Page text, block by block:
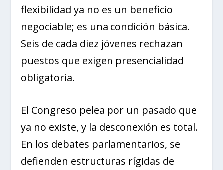
flexibilidad ya no es un beneficio
negociable; es una condición básica.
Seis de cada diez jóvenes rechazan
puestos que exigen presencialidad
obligatoria.
El Congreso pelea por un pasado que
ya no existe, y la desconexión es total.
En los debates parlamentarios, se
defienden estructuras rígidas de